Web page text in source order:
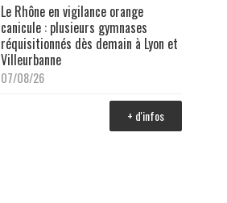
Le Rhône en vigilance orange
canicule : plusieurs gymnases
réquisitionnés dès demain à Lyon et
Villeurbanne
07/08/26
+ d'infos